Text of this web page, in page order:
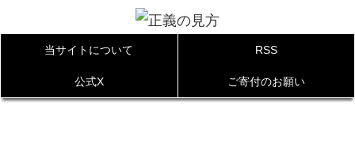
当サイトについて RSS
公式X ご寄付のお願い